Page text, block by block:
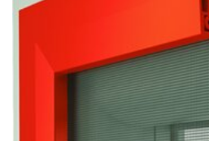
Antriebe
Stauraum­systeme
Sonnen- und Insektenschutz
Hochwasser­schutz